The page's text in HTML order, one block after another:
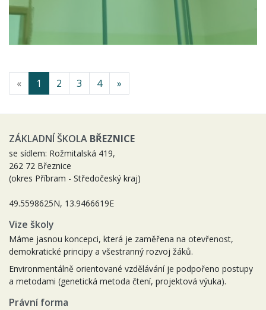
« 1 2 3 4 »
ZÁKLADNÍ ŠKOLA BŘEZNICE
se sídlem: Rožmitalská 419,
262 72 Březnice
(okres Příbram - Středočeský kraj)
49.5598625N, 13.9466619E
Vize školy
Máme jasnou koncepci, která je zaměřena na otevřenost,
demokratické principy a všestranný rozvoj žáků.
Environmentálně orientované vzdělávání je podpořeno postupy
a metodami (genetická metoda čtení, projektová výuka).
Právní forma